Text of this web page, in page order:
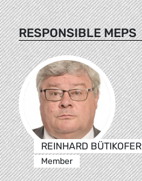
RESPONSIBLE MEPS
REINHARD BÜTIKOFER
Member